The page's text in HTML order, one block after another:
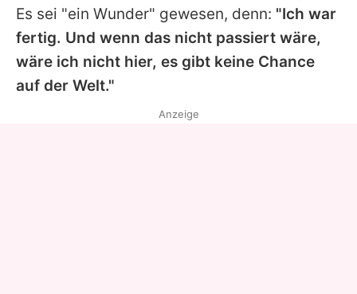
Es sei "ein Wunder" gewesen, denn: "Ich war
fertig. Und wenn das nicht passiert wäre,
wäre ich nicht hier, es gibt keine Chance
auf der Welt."
Anzeige